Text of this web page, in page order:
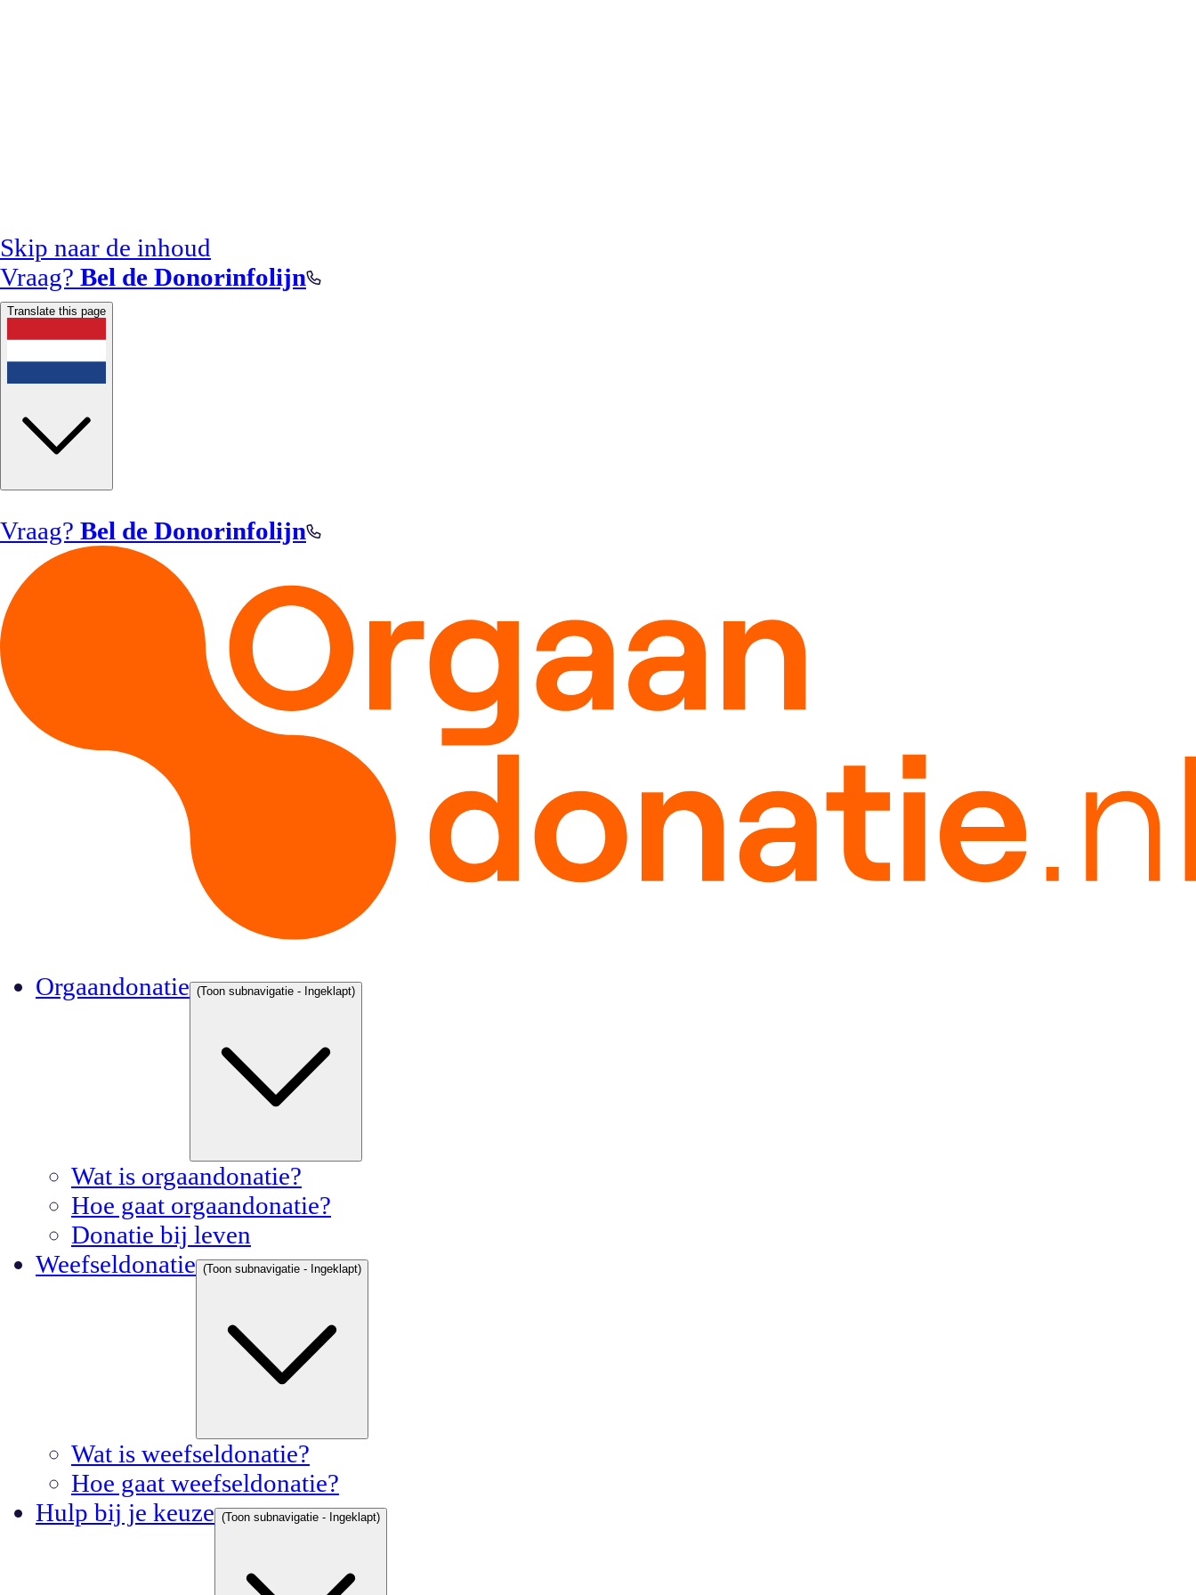
Skip naar de inhoud
Vraag? Bel de Donorinfolijn
Translate this page
Vraag? Bel de Donorinfolijn
Orgaandonatie (Toon subnavigatie - Ingeklapt)
Wat is orgaandonatie?
Hoe gaat orgaandonatie?
Donatie bij leven
Weefseldonatie (Toon subnavigatie - Ingeklapt)
Wat is weefseldonatie?
Hoe gaat weefseldonatie?
Hulp bij je keuze (Toon subnavigatie - Ingeklapt)